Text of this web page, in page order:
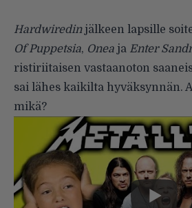
Hardwiredinjälkeen lapsille
Of Puppetsia, Onea ja Enter
ristiriitaisen vastaanoton
sai lähes kaikilta hyväksynnän.
mikä?